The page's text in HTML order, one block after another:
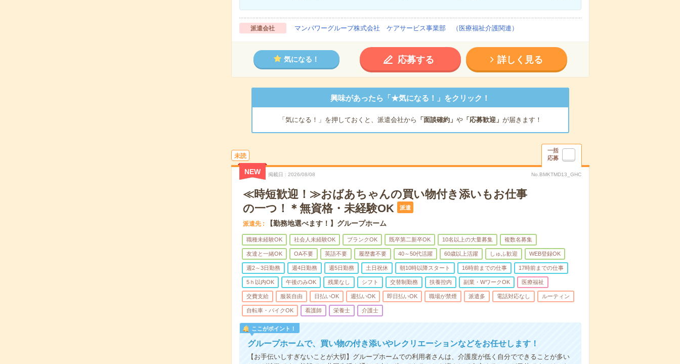
派遣会社 マンパワーグループ株式会社 ケアサービス事業部 （医療福祉介護関連）
気になる！ 応募する 詳しく見る
興味があったら「★気になる！」をクリック！
「気になる！」を押しておくと、派遣会社から 「面談確約」 や「応募歓迎」 が届きます！
未読
一括
応募
NEW 掲載日 2026/08/08 No.BMKTMD13_GHC
≪時短歓迎！≫おばあちゃんの買い物付き添いもお仕事
の一つ！＊無資格・未経験OK
派遣
派遣先 【勤務地選べます！】グループホーム
職種未経験OK 社会人未経験OK ブランクOK 既卒第二新卒OK 10名以上の大量募集 複数名募集
友達と一緒OK OA不要 英語不要 履歴書不要 40～50代活躍 60歳以上活躍 しゅふ歓迎 WEB登録OK
週2～3日勤務 週4日勤務 週5日勤務 土日祝休 朝10時以降スタート 16時前までの仕事 17時前までの仕事
5ｈ以内OK 午後のみOK 残業なし シフト 交替制勤務 扶養控内 副業・WワークOK 医療福祉
交費支給 服装自由 日払いOK 週払いOK 即日払いOK 職場が禁煙 派遣多 電話対応なし ルーティン
自転車・バイクOK 看護師 栄養士 介護士
ここがポイント！
グループホームで、買い物の付き添いやレクリエーションなどをお任せします！
【お手伝いしすぎないことが大切】グループホームでの利用者さんは、介護度が低く自分でできることが多い